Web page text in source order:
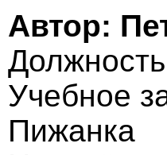
Автор:
Учебное
Пижанка